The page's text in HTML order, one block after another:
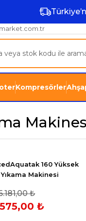
Kompresörler
160 Yüksek
Yıkama Makinesi
₺
₺